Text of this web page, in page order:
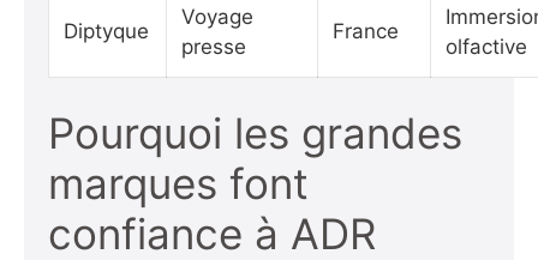
Diptyque
Voyage
presse
France
olfactive
Pourquoi les grandes
marques font
confiance à ADR